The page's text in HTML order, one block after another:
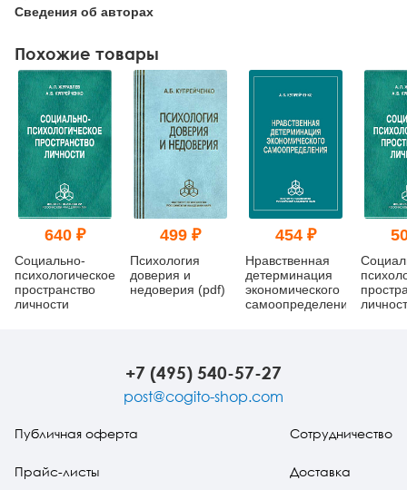
Сведения об авторах
Похожие товары
640 ₽
Социально-
психологическое
пространство
личности
499 ₽
Психология
доверия и
недоверия (pdf)
454 ₽
Нравственная
детерминация
экономического
самоопределения
+7 (495) 540-57-27
post@cogito-shop.com
Публичная оферта
Прайс-листы
Сотрудничество
Доставка